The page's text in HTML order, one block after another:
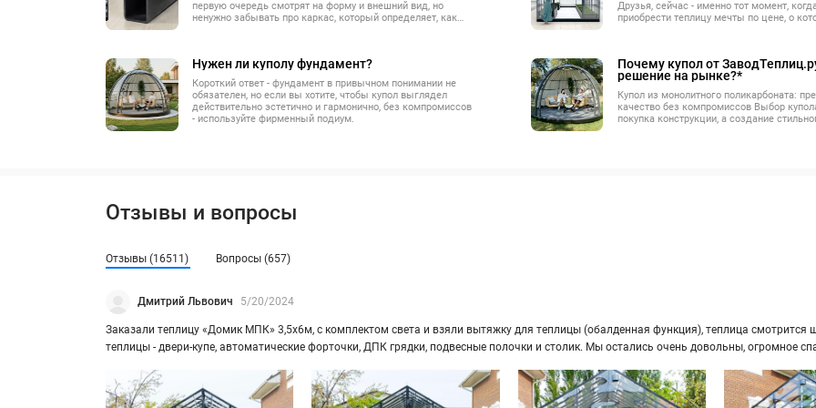
первую очередь смотрят на форму и внешний вид, но
ненужно забывать про каркас, который определяет, как
Нужен ли куполу фундамент?
Короткий ответ - фундамент в привычном понимании не
обязателен, но если вы хотите, чтобы купол выглядел
действительно эстетично и гармонично, без компромиссов
- используйте фирменный подиум.
Друзья, сейчас - именно тот момент,
приобрести теплицу мечты по цене, о
Почему купол от
решение на рынке?*
Купол из монолитного поликарбоната:
качество без компромиссов Выбор
покупка конструкции, а создание
Отзывы и вопросы
Отзывы (16511) Вопросы (657)
Дмитрий Львович 5/20/2024
За­ка­за­ли теп­ли­цу «Домик МПК» 3,5х6м, с ком­плек­том света и взяли вы­тяж­ку для теп­ли­цы (обал­ден­ная функ­ция), теп­ли­ца смот­рит­ся
теп­ли­цы - двери-​купе, ав­то­ма­ти­че­ские фор­точ­ки, ДПК гряд­ки, под­вес­ные по­лоч­ки и сто­лик. Мы оста­лись очень до­воль­ны, огром­ное